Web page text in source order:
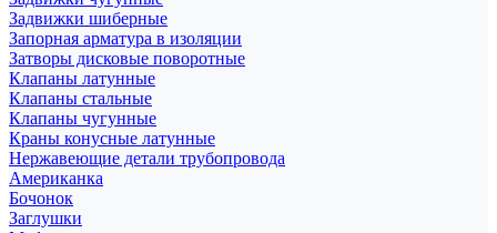
Задвижки шиберные
Запорная арматура в изоляции
Затворы дисковые поворотные
Клапаны латунные
Клапаны стальные
Клапаны чугунные
Краны конусные латунные
Нержавеющие детали трубопровода
Американка
Бочонок
Заглушки